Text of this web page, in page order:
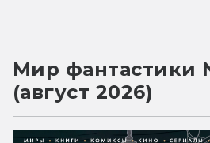
Мир фантастики
(август 2026)